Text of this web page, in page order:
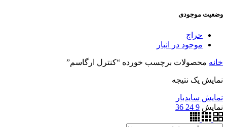
وضعیت موجودی
حراج
موجود در انبار
خانه محصولات برچسب خورده “کنترل ارگاسم”
نمایش یک نتیجه
نمایش سایدبار
نمایش 9
24
36